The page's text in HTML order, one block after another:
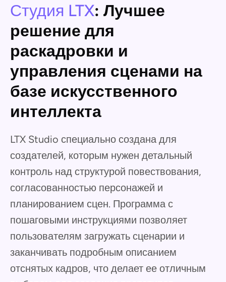
Студия LTX: Лучшее
решение для
раскадровки и
управления сценами на
базе искусственного
интеллекта
LTX Studio специально создана для
создателей, которым нужен детальный
контроль над структурой повествования,
согласованностью персонажей и
планированием сцен. Программа с
пошаговыми инструкциями позволяет
пользователям загружать сценарии и
заканчивать подробным описанием
отснятых кадров, что делает ее отличным